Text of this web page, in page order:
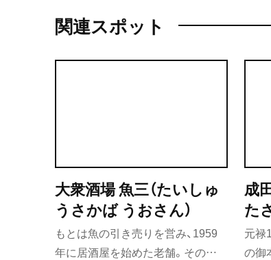
関連スポット
大衆酒場 魚三（たいしゅ
うさかば うおさん）
もとは魚の引き売りを営み、1959
年に居酒屋を始めた老舗。そのた
成
た
ど
元禄
の御